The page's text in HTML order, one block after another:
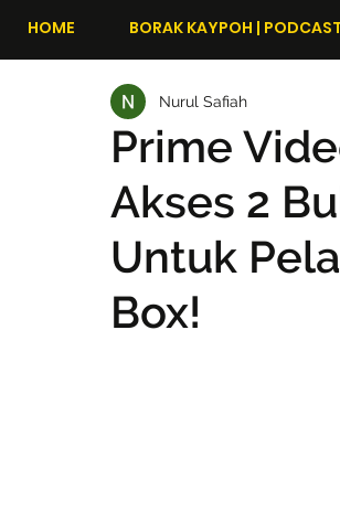
HOME BORAK KAYPOH | PODCAST
Prime
Akses 2
Untuk
Box!
Nurul Safiah